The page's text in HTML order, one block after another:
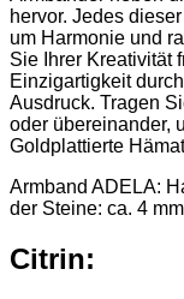
hervor. Jedes
um Harmonie und
Sie Ihrer Kreativität
Einzigartigkeit
Ausdruck. Tragen
oder übereinander,
Goldplattierte
Armband ADELA:
der Steine: ca. 4
Citrin: